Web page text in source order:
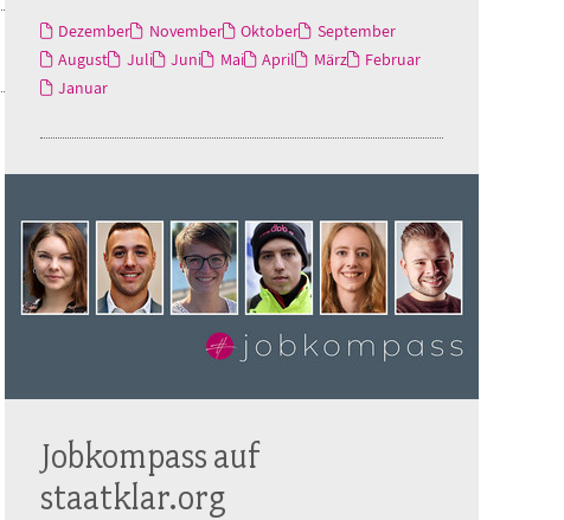
Dezember November Oktober
September
August
Juli Juni Mai April März
Februar
Januar
Jobkompass auf
staatklar.org